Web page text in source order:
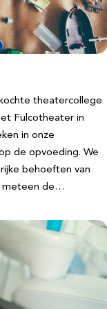
theatercollege
Fulcotheater in
in onze
de opvoeding. We
behoeften van
meteen de…